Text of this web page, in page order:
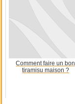
Comment faire un bon
tiramisu maison ?